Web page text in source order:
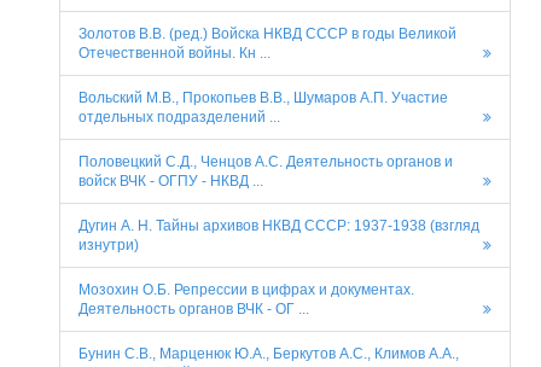
Золотов В.В. (ред.) Войска НКВД СССР в годы Великой
Отечественной войны. Кн ...
Вольский М.В., Прокопьев В.В., Шумаров А.П. Участие
отдельных подразделений ...
Половецкий С.Д., Ченцов А.С. Деятельность органов и
войск ВЧК - ОГПУ - НКВД ...
Дугин А. Н. Тайны архивов НКВД СССР: 1937-1938 (взгляд
изнутри)
Мозохин О.Б. Репрессии в цифрах и документах.
Деятельность органов ВЧК - ОГ ...
Бунин С.В., Марценюк Ю.А., Беркутов А.С., Климов А.А.,